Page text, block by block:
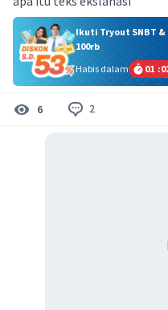
Ikuti Tryout SNBT
100rb
Habis dalam
01 :
6 2